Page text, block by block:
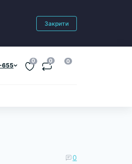
Закрити
655
0 0 0
0